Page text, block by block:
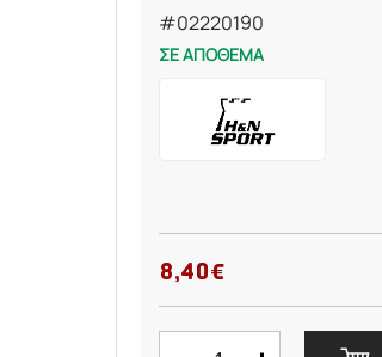
#02220190
ΣΕ ΑΠΟΘΕΜΑ
8,40€